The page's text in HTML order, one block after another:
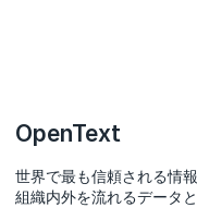
OpenText
世界で最も信頼される情
組織内外を流れるデータ